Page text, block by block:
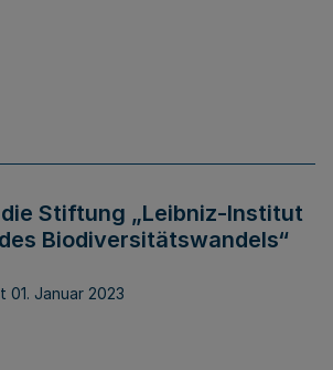
Stiftung „Leibniz-Institut
Biodiversitätswandels“
01. Januar 2023